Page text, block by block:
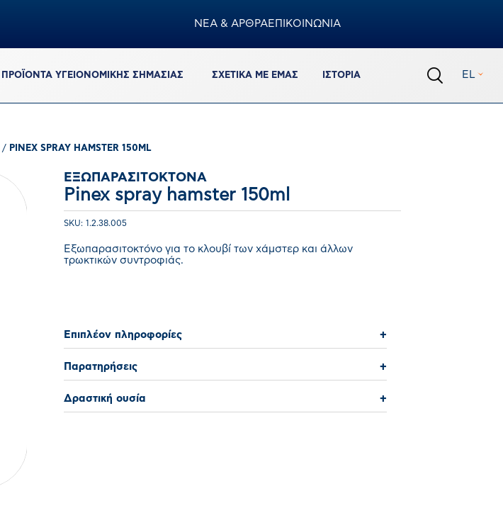
ΝΕΑ & ΑΡΘΡΑΕΠΙΚΟΙΝΩΝΙΑ
ΠΡΟΪΟΝΤΑ ΥΓΕΙΟΝΟΜΙΚΗΣ ΣΗΜΑΣΙΑΣ ΣΧΕΤΙΚΆ ΜΕ ΕΜΆΣ ΙΣΤΟΡΊΑ EL
/ PINEX SPRAY HAMSTER 150ML
ΕΞΩΠΑΡΑΣΙΤΟΚΤΌΝΑ
Pinex spray hamster 150ml
SKU: 1.2.38.005
Εξωπαρασιτοκτόνο για το κλουβί των χάμστερ και άλλων
τρωκτικών συντροφιάς.
Επιπλέον πληροφορίες +
Παρατηρήσεις +
Δραστική ουσία +
ΠΡΟΒΟΛΗ ΚΑΛΑΘΙΟΥ
Πρόσθεσε ακόμα 150.00€ για να έχεις δωρεάν
μεταφορικά